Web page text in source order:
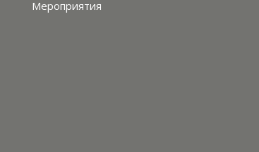
Мероприятия